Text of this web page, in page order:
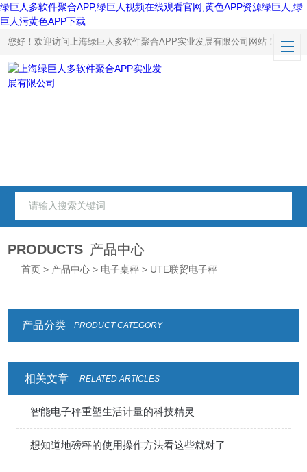
绿巨人多软件聚合APP,绿巨人视频在线观看官网,黄色APP资源绿巨人,绿
巨人污黄色APP下载
您好！欢迎访问上海绿巨人多软件聚合APP实业发展有限公司网站！
PRODUCTS 产品中心
首页 > 产品中心 > 电子桌秤 > UTE联贸电子秤
产品分类 PRODUCT CATEGORY
相关文章 RELATED ARTICLES
智能电子秤重塑生活计量的科技精灵
想知道地磅秤的使用操作方法看这些就对了